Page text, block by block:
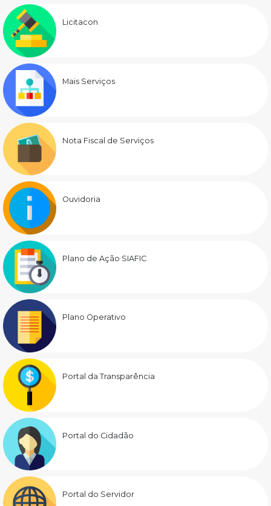
Licitacon
Mais Serviços
Nota Fiscal de Serviços
Ouvidoria
Plano de Ação SIAFIC
Plano Operativo
Portal da Transparência
Portal do Cidadão
Portal do Servidor